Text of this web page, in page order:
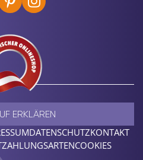
DATENSCHUTZKONTAKT
ZAHLUNGSARTENCOOKIES
ERKLÄREN